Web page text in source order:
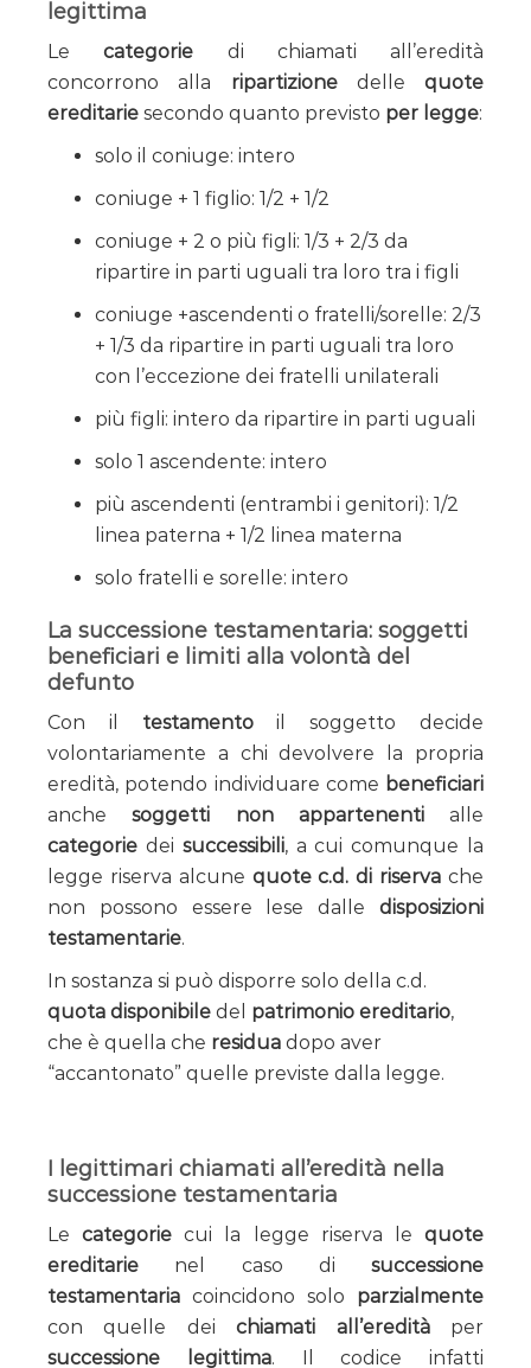
legittima
Lecategorie di chiamati all’eredità
concorrono alla ripartizionedelle quote
ereditarie secondo quanto previsto per legge:
solo il coniuge: intero
coniuge + 1 figlio: 1/2 + 1/2
coniuge + 2 o più figli: 1/3 + 2/3 da
ripartire in parti uguali tra loro tra i figli
coniuge +ascendenti o fratelli/sorelle: 2/3
+ 1/3 da ripartire in parti uguali tra loro
con l’eccezione dei fratelli unilaterali
più figli: intero da ripartire in parti uguali
solo 1 ascendente: intero
più ascendenti (entrambi i genitori): 1/2
linea paterna + 1/2 linea materna
solo fratelli e sorelle: intero
La successione testamentaria: soggetti
beneficiari e limiti alla volontà del
defunto
Con il testamentoil soggetto decide
volontariamente a chi devolvere la propria
eredità, potendo individuare come beneficiari
anchesoggetti non appartenentialle
categorie dei successibili, a cui comunque la
legge riserva alcune quote c.d. di riserva che
non possono essere lese dalle disposizioni
testamentarie.
In sostanza si può disporre solo della c.d.
quota disponibile del patrimonio ereditario,
che è quella che residua dopo aver
“accantonato” quelle previste dalla legge.
I legittimari chiamati all’eredità nella
successione testamentaria
Lecategorie cui la legge riserva lequote
ereditarie nel caso di successione
testamentaria coincidono solo parzialmente
con quelle deichiamati all’ereditàper
successione legittima. Il codice infatti